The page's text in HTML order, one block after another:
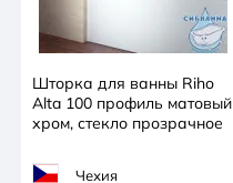
Шторка для ванны Riho
Alta 100 профиль матовый
хром, стекло прозрачное
Чехия